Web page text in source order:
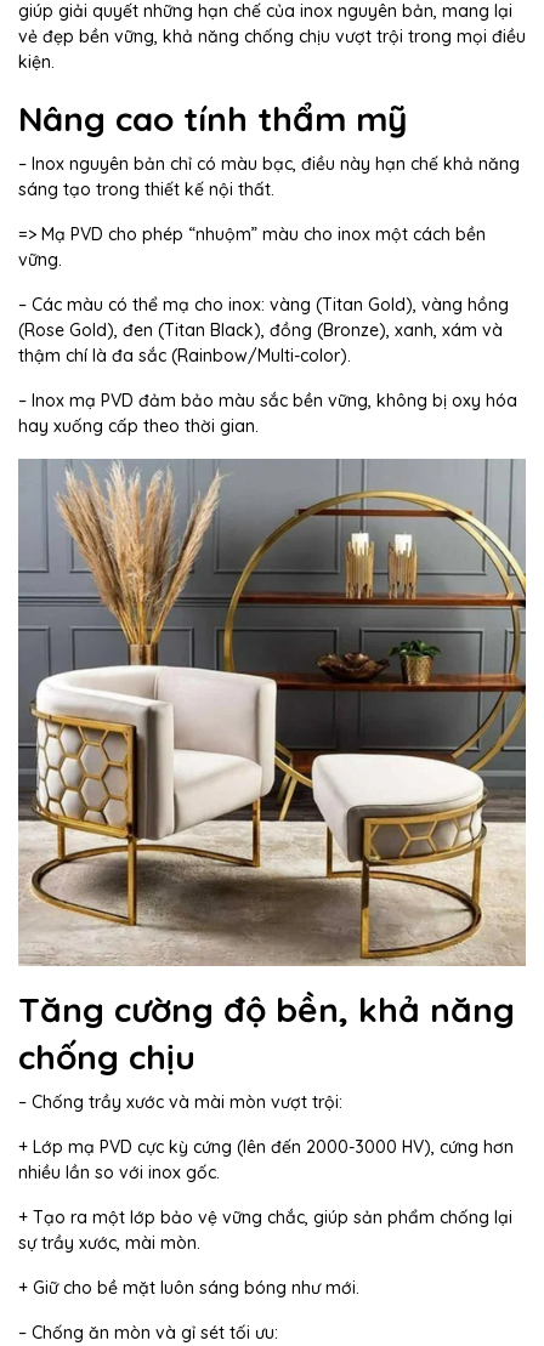
giúp giải quyết những hạn chế của inox nguyên bản, mang lại
vẻ đẹp bền vững, khả năng chống chịu vượt trội trong mọi điều
kiện.
Nâng cao tính thẩm mỹ
– Inox nguyên bản chỉ có màu bạc, điều này hạn chế khả năng
sáng tạo trong thiết kế nội thất.
=> Mạ PVD cho phép “nhuộm” màu cho inox một cách bền
vững.
– Các màu có thể mạ cho inox: vàng (Titan Gold), vàng hồng
(Rose Gold), đen (Titan Black), đồng (Bronze), xanh, xám và
thậm chí là đa sắc (Rainbow/Multi-color).
– Inox mạ PVD đảm bảo màu sắc bền vững, không bị oxy hóa
hay xuống cấp theo thời gian.
Tăng cường độ bền, khả năng
chống chịu
– Chống trầy xước và mài mòn vượt trội:
+ Lớp mạ PVD cực kỳ cứng (lên đến 2000-3000 HV), cứng hơn
nhiều lần so với inox gốc.
+ Tạo ra một lớp bảo vệ vững chắc, giúp sản phẩm chống lại
sự trầy xước, mài mòn.
+ Giữ cho bề mặt luôn sáng bóng như mới.
– Chống ăn mòn và gỉ sét tối ưu: